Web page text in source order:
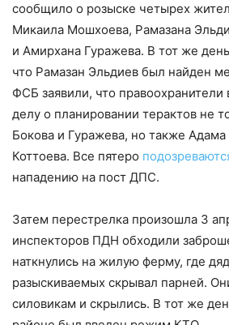
сообщило о розыске четырех
Микаила Мошхоева, Рамазана
и Амирхана Гуражева. В тот же
что Рамазан Эльдиев был найден
ФСБ заявили, что правоохранители
делу о планировании терактов не
Бокова и Гуражева, но также
Коттоева. Все пятеро
нападению на пост ДПС.
Затем перестрелка произошла 3
инспекторов ПДН обходили
наткнулись на жилую ферму, где
разыскиваемых скрывал парней.
силовикам и скрылись. В тот же